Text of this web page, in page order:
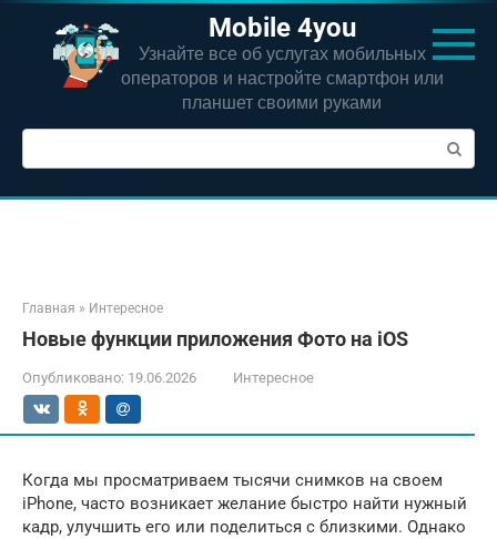
Перейти
контенту
Mobile 4you
Узнайте все об услугах мобильных
операторов и настройте смартфон или
планшет своими руками
Поиск:
Главная » Интересное
Новые функции приложения Фото на iOS
Опубликовано: 19.06.2026 Интересное
Когда мы просматриваем тысячи снимков на своем
iPhone, часто возникает желание быстро найти нужный
кадр, улучшить его или поделиться с близкими. Однако